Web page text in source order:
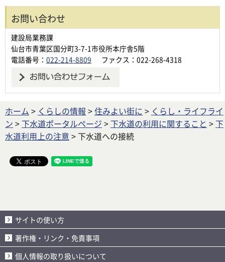
お問い合わせ
建設局業務課
仙台市青葉区国分町3-7-1市役所本庁舎5階
電話番号： 022-214-8809 ファクス：022-268-4318
ホーム > くらしの情報 >住みよい街に > くらし・ライフライ
ン > 下水道ポータルページ > 下水道の利用に関すること > 下
水道利用上の注意 > 下水道への接続
サイトの使い方
著作権・リンク・免責事項
個人情報の取り扱いについて